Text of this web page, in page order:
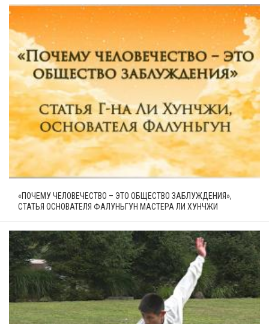
«ПОЧЕМУ ЧЕЛОВЕЧЕСТВО – ЭТО ОБЩЕСТВО ЗАБЛУЖДЕНИЯ»,
СТАТЬЯ ОСНОВАТЕЛЯ ФАЛУНЬГУН МАСТЕРА ЛИ ХУНЧЖИ